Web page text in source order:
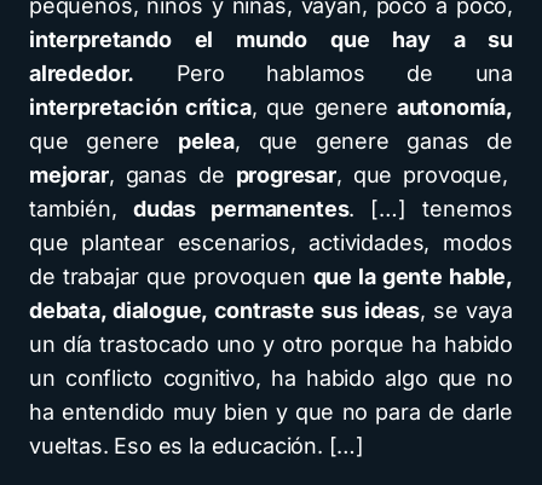
pequeños, niños y niñas, vayan, poco a poco,
interpretando el mundo que hay a su
alrededor. Pero hablamos de una
interpretación crítica, que genere autonomía,
que genere pelea, que genere ganas de
mejorar, ganas de progresar, que provoque,
también, dudas permanentes. […] tenemos
que plantear escenarios, actividades, modos
de trabajar que provoquen que la gente hable,
debata, dialogue, contraste sus ideas, se vaya
un día trastocado uno y otro porque ha habido
un conflicto cognitivo, ha habido algo que no
ha entendido muy bien y que no para de darle
vueltas. Eso es la educación. […]